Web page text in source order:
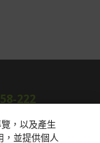
222
，以及產生
，並提供個人